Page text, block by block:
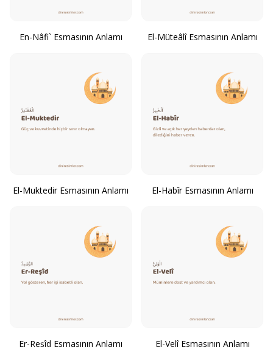
En-Nâfi` Esmasının Anlamı
El-Muktedir Esmasının Anlamı
Er-Reşîd Esmasının Anlamı
El-Müteâlî Esmasının Anlamı
El-Habîr Esmasının Anlamı
El-Velî Esmasının Anlamı